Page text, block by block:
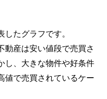
たグラフです。
動産は安い値段で売買さ
し、大きな物件や好条件
値で売買されているケー